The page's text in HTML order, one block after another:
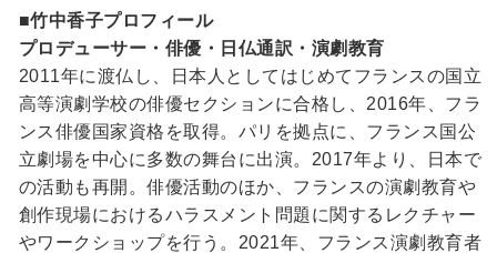
■竹中香子プロフィール
プロデューサー・俳優・日仏通訳・演劇教育
2011年に渡仏し、日本人としてはじめてフランスの国立
高等演劇学校の俳優セクションに合格し、2016年、フラ
ンス俳優国家資格を取得。パリを拠点に、フランス国公
立劇場を中心に多数の舞台に出演。2017年より、日本で
の活動も再開。俳優活動のほか、フランスの演劇教育や
創作現場におけるハラスメント問題に関するレクチャー
やワークショップを行う。2021年、フランス演劇教育者